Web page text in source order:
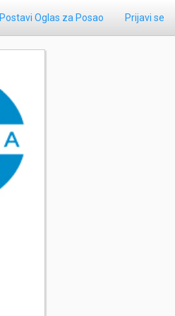
Postavi Oglas za Posao Prijavi se